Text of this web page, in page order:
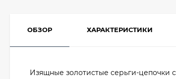
ОБЗОР ХАРАКТЕРИСТИКИ
Изящные золотистые серьги-